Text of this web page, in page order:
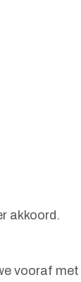
akkoord.
vooraf met